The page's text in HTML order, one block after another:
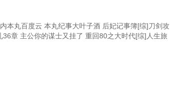
本丸百度云 本丸纪事大叶子酒 后妃记事簿[综]刀剑攻
章 主公你的谋士又挂了 重回80之大时代[综]人生旅